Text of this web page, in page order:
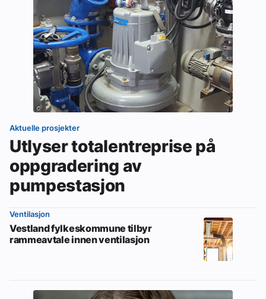
Aktuelle prosjekter
Utlyser totalentreprise på
oppgradering av
pumpestasjon
Ventilasjon
Vestland fylkeskommune tilbyr
rammeavtale innen ventilasjon